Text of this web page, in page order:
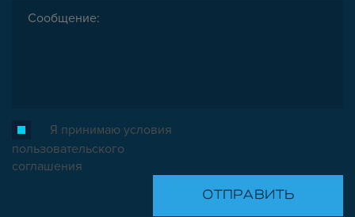
Я принимаю условия
пользовательского
соглашения